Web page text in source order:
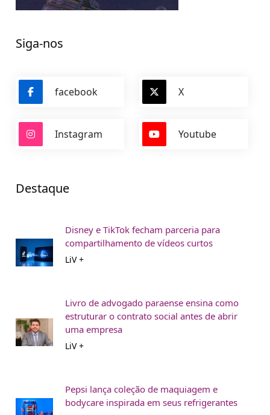
Siga-nos
facebook X
Instagram Youtube
Destaque
Disney e TikTok fecham parceria para
compartilhamento de vídeos curtos
LiV +
Livro de advogado paraense ensina como
estruturar o contrato social antes de abrir
uma empresa
LiV +
Pepsi lança coleção de maquiagem e
bodycare inspirada em seus refrigerantes